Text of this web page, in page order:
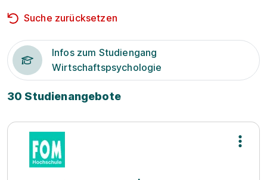
Suche zurücksetzen
Infos zum Studiengang
Wirtschaftspsychologie
30 Studienangebote